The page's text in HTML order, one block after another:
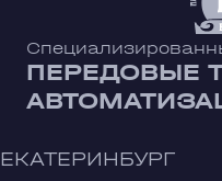
ПЕРЕДОВЫЕ
ЕКАТЕРИНБУРГ